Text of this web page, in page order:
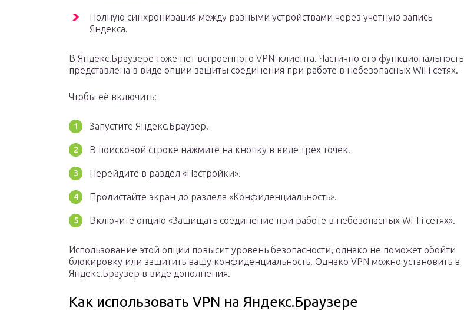
Полную синхронизация между разными устройствами через учетную запись
Яндекса.
В Яндекс.Браузере тоже нет встроенного VPN-клиента. Частично его функциональность
представлена в виде опции защиты соединения при работе в небезопасных WiFi сетях.
Чтобы её включить:
Запустите Яндекс.Браузер.
В поисковой строке нажмите на кнопку в виде трёх точек.
Перейдите в раздел «Настройки».
Пролистайте экран до раздела «Конфиденциальность».
Включите опцию «Защищать соединение при работе в небезопасных Wi-Fi сетях».
Использование этой опции повысит уровень безопасности, однако не поможет обойти
блокировку или защитить вашу конфиденциальность. Однако VPN можно установить в
Яндекс.Браузер в виде дополнения.
Как использовать VPN на Яндекс.Браузере